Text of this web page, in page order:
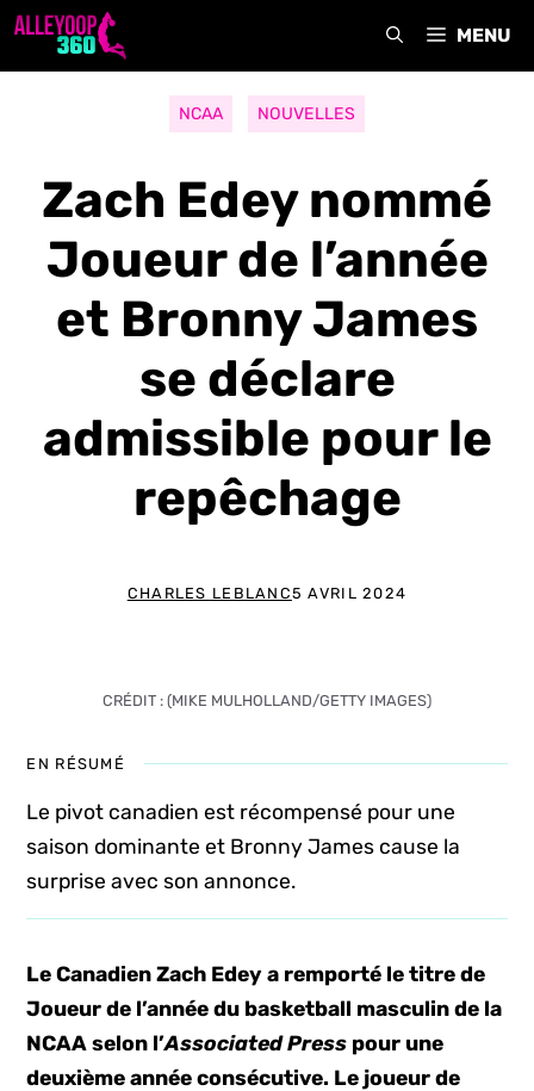
Aller
MENU
NCAA NOUVELLES
Zach Edey nommé
Joueur de l’année
et Bronny James
se déclare
admissible pour le
repêchage
CHARLES LEBLANC5 AVRIL 2024
CRÉDIT : (MIKE MULHOLLAND/GETTY IMAGES)
EN RÉSUMÉ
Le pivot canadien est récompensé pour une
saison dominante et Bronny James cause la
surprise avec son annonce.
Le Canadien Zach Edey a remporté le titre de
Joueur de l’année du basketball masculin de la
NCAA selon l’Associated Press pour une
deuxième année consécutive. Le joueur de